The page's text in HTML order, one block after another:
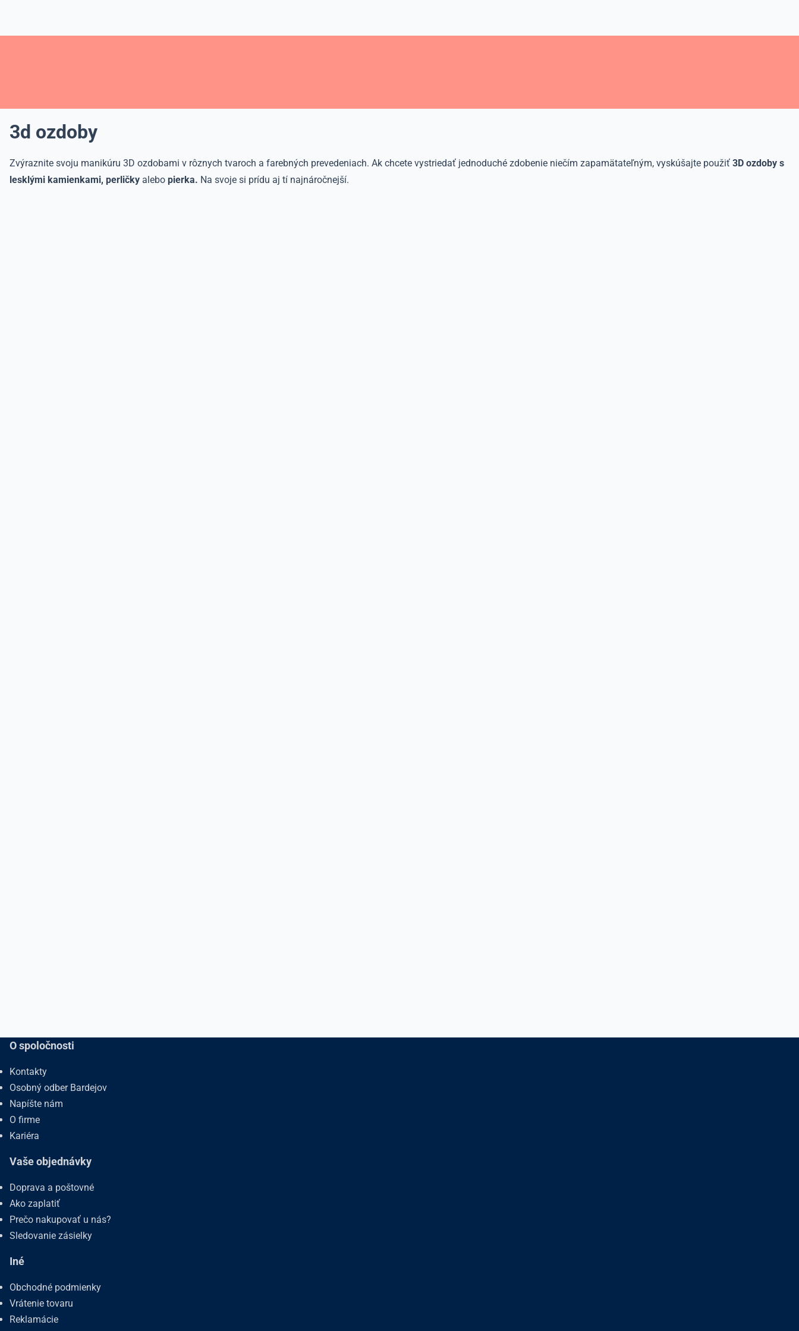
3d ozdoby
Zvýraznite svoju manikúru 3D ozdobami v rôznych tvaroch a farebných prevedeniach. Ak chcete vystriedať jednoduché zdobenie niečím zapamätateľným, vyskúšajte použiť 3D ozdoby s
lesklými kamienkami, perličky alebo pierka. Na svoje si prídu aj tí najnáročnejší.
O spoločnosti
Kontakty
Osobný odber Bardejov
Napíšte nám
O firme
Kariéra
Vaše objednávky
Doprava a poštovné
Ako zaplatiť
Prečo nakupovať u nás?
Sledovanie zásielky
Iné
Obchodné podmienky
Vrátenie tovaru
Reklamácie